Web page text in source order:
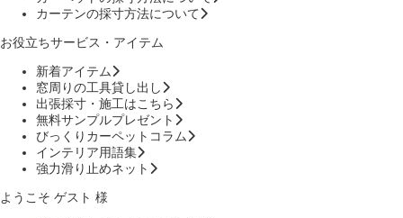
カーテンの採寸方法について
お役立ちサービス・アイテム
新着アイテム
窓周りの工具貸し出し
出張採寸・施工はこちら
無料サンプルプレゼント
びっくりカーペットコラム
インテリア用語集
強力滑り止めネット
ようこそ ゲスト 様